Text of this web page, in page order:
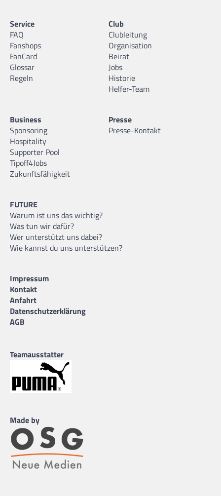
Service
FAQ
Fanshops
FanCard
Glossar
Regeln
Club
Clubleitung
Organisation
Beirat
Jobs
Historie
Helfer-Team
Business
Sponsoring
Hospitality
Supporter Pool
Tipoff4Jobs
Zukunftsfähigkeit
Presse
Presse-Kontakt
FUTURE
Warum ist uns das wichtig?
Was tun wir dafür?
Wer unterstützt uns dabei?
Wie kannst du uns unterstützen?
Impressum
Kontakt
Anfahrt
Datenschutzerklärung
AGB
Teamausstatter
Made by